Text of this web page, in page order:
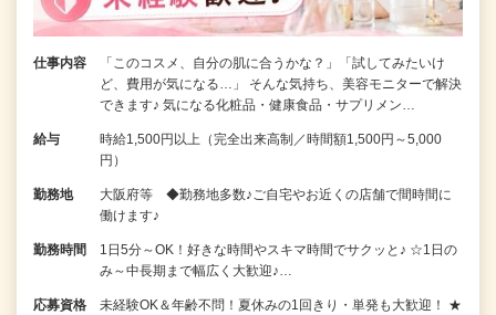
仕事内容
「このコスメ、自分の肌に合うかな？」「試してみたいけ
ど、費用が気になる…」 そんな気持ち、美容モニターで解決
できます♪ 気になる化粧品・健康食品・サプリメン…
給与
時給1,500円以上（完全出来高制／時間額1,500円～5,000
円）
勤務地
大阪府等 ◆勤務地多数♪ご自宅やお近くの店舗で間時間に
働けます♪
勤務時間
1日5分～OK！好きな時間やスキマ時間でサクッと♪ ☆1日の
み～中長期まで幅広く大歓迎♪…
応募資格
未経験OK＆年齢不問！夏休みの1回きり・単発も大歓迎！ ★